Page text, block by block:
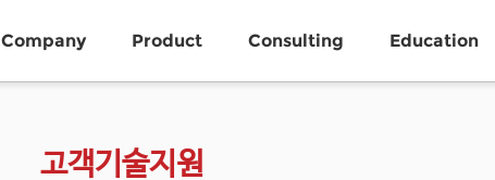
Company Product Consulting Education
고객기술지원